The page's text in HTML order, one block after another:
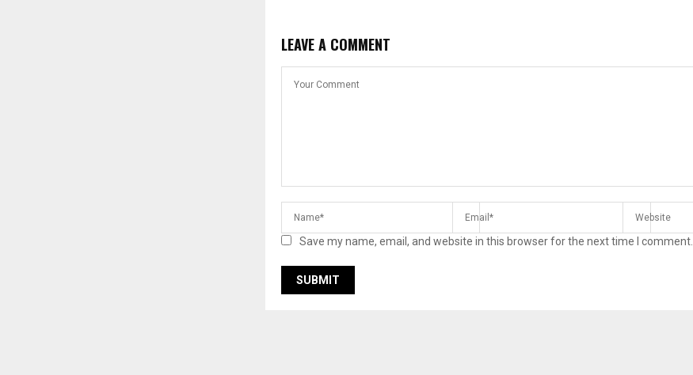
LEAVE A COMMENT
Save my name, email, and website in this browser for the next time I comment.